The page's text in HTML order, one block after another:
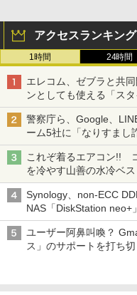
アクセスランキング
1時間 24時間
エレコム、ゼブラと共
ンとしても使える「ス
も、持ち替えずに書き
警察庁ら、Google、
ーム5社に「なりすま
真や映像を使った投資
これぞ着るエアコン!!
を冷やす山善の水冷ベ
ち・ざ・ろーど！その
Synology、non-ECC
NAS「DiskStation
ECCメモリへのアップ
ユーザー阿鼻叫喚？
ス」のサポートを打ち切